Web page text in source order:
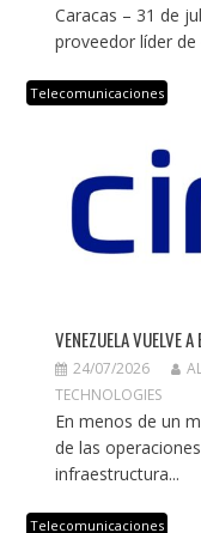
Caracas – 31 de
proveedor líder de
Telecomunicaciones
VENEZUELA VUELVE
24/07/2026
TECHNOLOGIES
En menos de un
de las
infraestructura...
Telecomunicaciones